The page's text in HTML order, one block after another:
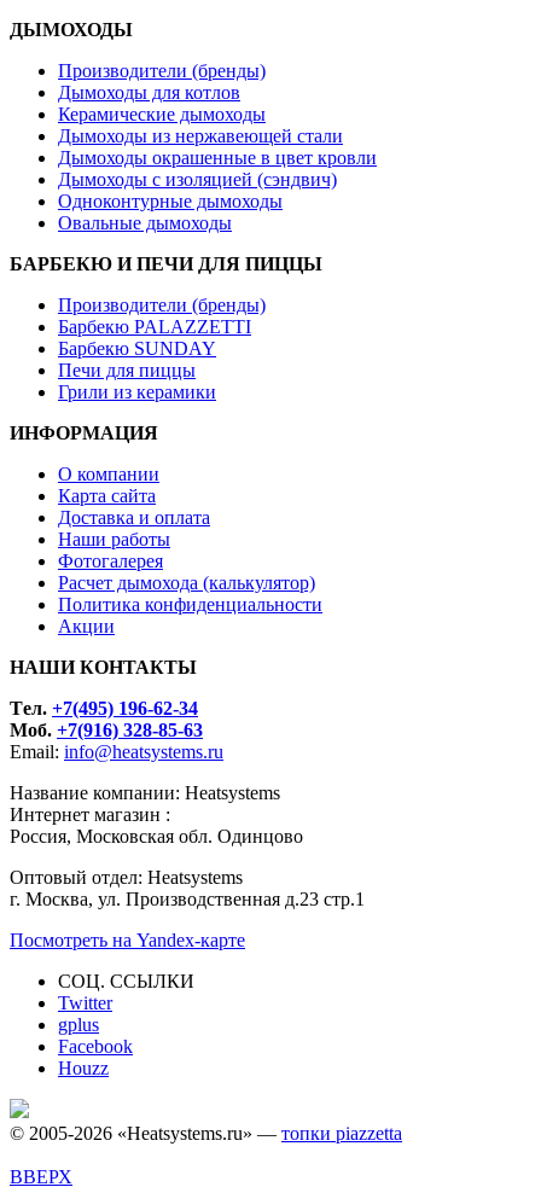
ДЫМОХОДЫ
Производители (бренды)
Дымоходы для котлов
Керамические дымоходы
Дымоходы из нержавеющей стали
Дымоходы окрашенные в цвет кровли
Дымоходы с изоляцией (сэндвич)
Одноконтурные дымоходы
Овальные дымоходы
БАРБЕКЮ И ПЕЧИ ДЛЯ ПИЦЦЫ
Производители (бренды)
Барбекю PALAZZETTI
Барбекю SUNDAY
Печи для пиццы
Грили из керамики
ИНФОРМАЦИЯ
О компании
Карта сайта
Доставка и оплата
Наши работы
Фотогалерея
Расчет дымохода (калькулятор)
Политика конфиденциальности
Акции
НАШИ КОНТАКТЫ
Tел. +7(495) 196-62-34
Моб. +7(916) 328-85-63
Email: info@heatsystems.ru
Название компании: Heatsystems
Интернет магазин :
Россия, Московская обл. Одинцово
Оптовый отдел: Heatsystems
г. Москва, ул. Производственная д.23 стр.1
Посмотреть на Yandex-карте
СОЦ. ССЫЛКИ
Twitter
gplus
Facebook
Houzz
© 2005-2026 «Heatsystems.ru» — топки piazzetta
ВВЕРХ